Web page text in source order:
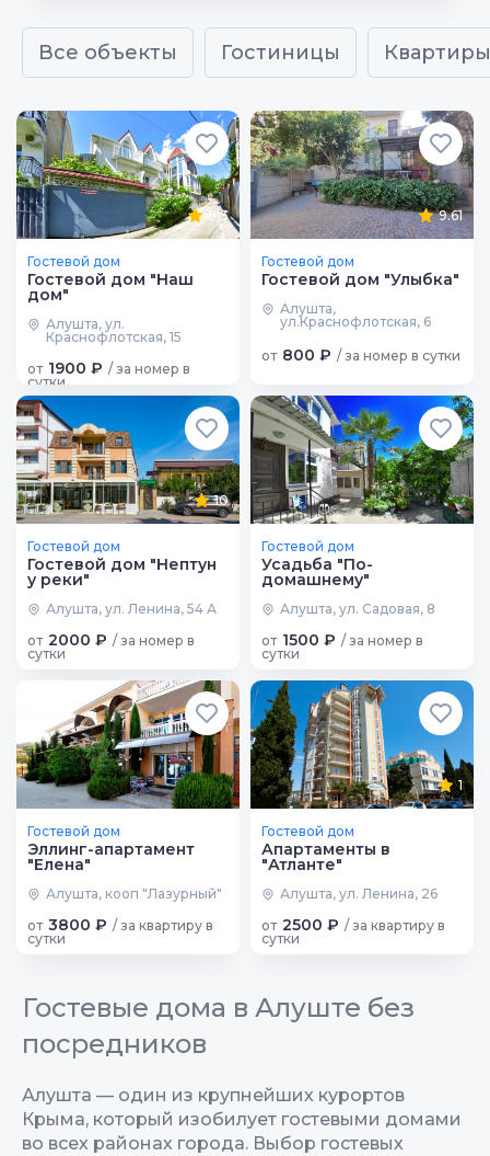
Все объекты Гостиницы Квартиры
9.3
Гостевой дом
Гостевой дом "Наш
дом"
Алушта, ул.
Краснофлотская, 15
от 1900 ₽ / за номер в
сутки
9.61
Гостевой дом
Гостевой дом "Улыбка"
Алушта,
ул.Краснофлотская, 6
от 800 ₽ / за номер в сутки
10
Гостевой дом
Гостевой дом "Нептун
у реки"
Алушта, ул. Ленина, 54 А
от 2000 ₽ / за номер в
сутки
Гостевой дом
Усадьба "По-
домашнему"
Алушта, ул. Садовая, 8
от 1500 ₽ / за номер в
сутки
Гостевой дом
Эллинг-апартамент
"Елена"
Алушта, кооп "Лазурный"
от 3800 ₽ / за квартиру в
сутки
1
Гостевой дом
Апартаменты в
"Атланте"
Алушта, ул. Ленина, 26
от 2500 ₽ / за квартиру в
сутки
Гостевые дома в Алуште без
посредников
Алушта — один из крупнейших курортов
Крыма, который изобилует гостевыми домами
во всех районах города. Выбор гостевых